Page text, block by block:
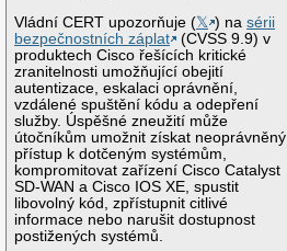
Vládní CERT upozorňuje (𝕏 ) nasérii
bezpečnostních záplat
(CVSS 9.9) v
produktech Cisco řešících kritické
zranitelnosti umožňující obejití
autentizace, eskalaci oprávnění,
vzdálené spuštění kódu a odepření
služby. Úspěšné zneužití může
útočníkům umožnit získat neoprávněný
přístup k dotčeným systémům,
kompromitovat zařízení Cisco Catalyst
SD-WAN a Cisco IOS XE, spustit
libovolný kód, zpřístupnit citlivé
informace nebo narušit dostupnost
postižených systémů.